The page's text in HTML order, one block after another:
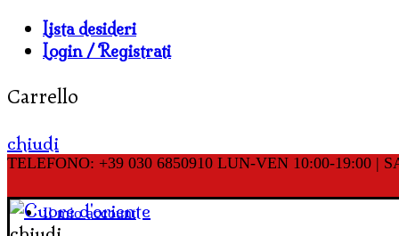
Lista desideri
Login / Registrati
Carrello
chiudi
TELEFONO: +39 030 6850910 LUN-VEN 10:00-19:00 |
Il mio account